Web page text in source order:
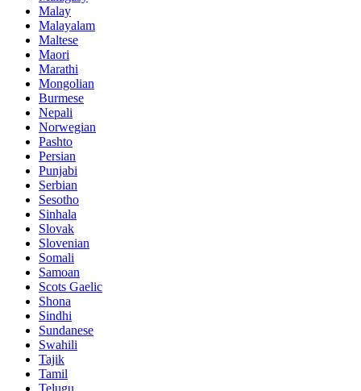
Malay
Malayalam
Maltese
Maori
Marathi
Mongolian
Burmese
Nepali
Norwegian
Pashto
Persian
Punjabi
Serbian
Sesotho
Sinhala
Slovak
Slovenian
Somali
Samoan
Scots Gaelic
Shona
Sindhi
Sundanese
Swahili
Tajik
Tamil